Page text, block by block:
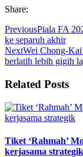
Share:
PreviousPiala FA
ke separuh akhir
NextWei Chong-Kai
berlatih lebih gigih
Related Posts
Tiket ‘Rahmah’
kerjasama strategik